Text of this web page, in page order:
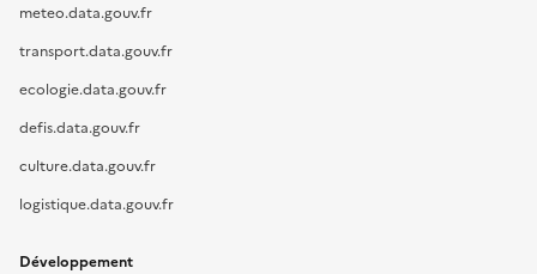
meteo.data.gouv.fr
transport.data.gouv.fr
ecologie.data.gouv.fr
defis.data.gouv.fr
culture.data.gouv.fr
logistique.data.gouv.fr
Développement